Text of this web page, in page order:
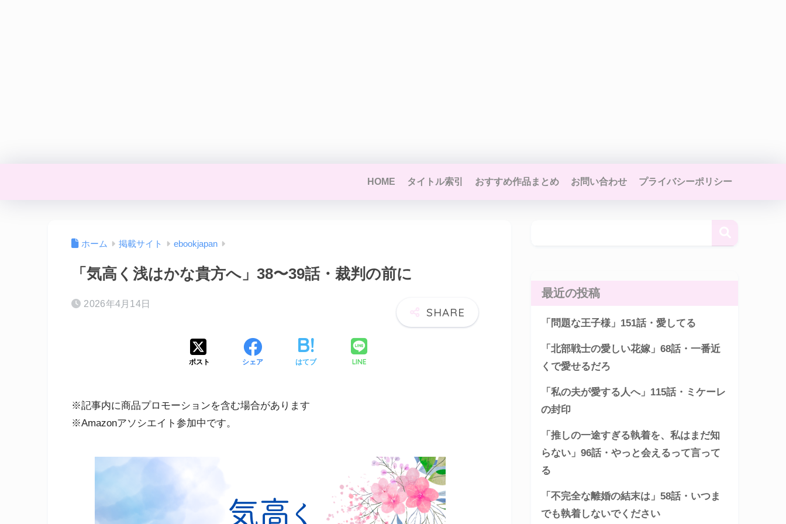
HOME タイトル索引 おすすめ作品まとめ お問い合わせ プライバシーポリシー
ホーム 掲載サイト ebookjapan
「気高く浅はかな貴方へ」38〜39話・裁判の前に
2026年4月14日
ポスト シェア はてブ LINE
※記事内に商品プロモーションを含む場合があります
※Amazonアソシエイト参加中です。
最近の投稿
「問題な王子様」151話・愛してる
「北部戦士の愛しい花嫁」68話・一番近
くで愛せるだろ
「私の夫が愛する人へ」115話・ミケーレ
の封印
「推しの一途すぎる執着を、私はまだ知
らない」96話・やっと会えるって言って
る
「不完全な離婚の結末は」58話・いつま
でも執着しないでください